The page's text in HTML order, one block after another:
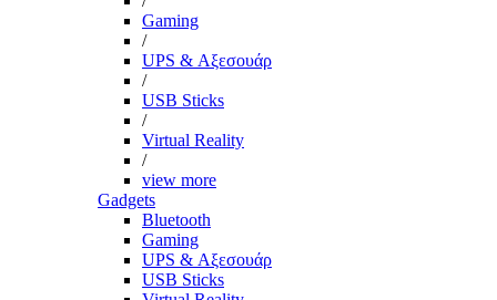
Gaming
/
UPS & Αξεσουάρ
/
USB Sticks
/
Virtual Reality
/
view more
Gadgets
Bluetooth
Gaming
UPS & Αξεσουάρ
USB Sticks